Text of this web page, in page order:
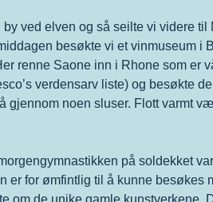
ved elven og så seilte vi videre
besøkte vi et vinmuseum i
renne Saone inn i Rhone som er
verdensarv liste) og besøkte
noen sluser. Flott varmt
på soldekket
er for ømfintlig til å kunne besøkes
om de unike gamle kunstverkene.